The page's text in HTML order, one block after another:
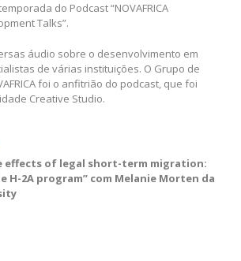
do Podcast “NOVAFRICA
Talks”.
áudio sobre o desenvolvimento em
de várias instituições. O Grupo de
foi o anfitrião do podcast, que foi
Creative Studio.
effects of legal short-term migration:
H-2A program” com Melanie Morten da